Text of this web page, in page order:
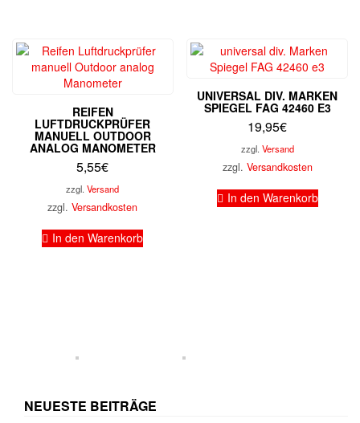
REIFEN
LUFTDRUCKPRÜFER
MANUELL OUTDOOR
ANALOG MANOMETER
5,55€
zzgl.Versand
zzgl.Versandkosten
In den Warenkorb
UNIVERSAL DIV. MARKEN
SPIEGEL FAG 42460 E3
19,95€
zzgl. Versand
zzgl. Versandkosten
In den Warenkorb
NEUESTE BEITRÄGE